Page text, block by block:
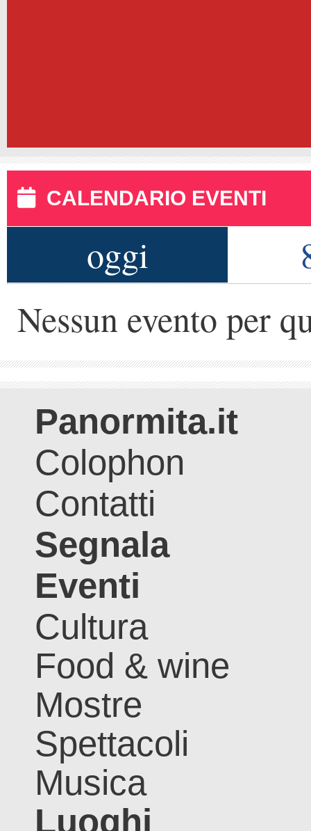
CALENDARIO EVENTI
oggi
Nessun evento per
Panormita.it
Colophon
Contatti
Segnala
Eventi
Cultura
Food & wine
Mostre
Spettacoli
Musica
Luoghi